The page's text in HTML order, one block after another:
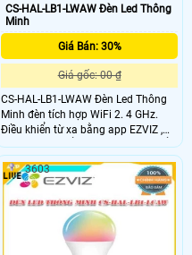
CS-HAL-LB1-LWAW Đèn Led Thông
Minh
Giá Bán: 30%
Giá gốc: 00 ₫
CS-HAL-LB1-LWAW Đèn Led Thông
Minh đèn tích hợp WiFi 2. 4 GHz.
Điều khiển từ xa bằng app EZVIZ ,
bật, tắt thay đổi độ sáng. Điều khiển
bật tắt, thay đổi độ sáng bằng giọng
nói với trợ lý ảo Amazon Alexa và
Google Assitant
3603